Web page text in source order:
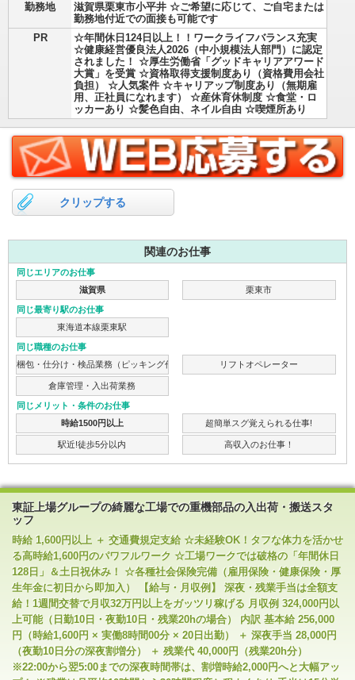
勤務地
滋賀県栗東市小平井 ☆ご希望に応じて、ご自宅または
勤務地付近での面接も可能です
PR
☆年間休日124日以上！！ワークライフバランス充実
☆健康経営優良法人2026（中小規模法人部門）に認定
されました！ ☆厚生労働省「グッドキャリアアワード
大賞」を受賞 ☆資格取得支援制度あり（資格費用会社
負担） ☆人気案件 ☆キャリアップ制度あり（無期雇
用、正社員になれます） ☆産休育休制度 ☆食堂・ロ
ッカーあり ☆髪色自由、ネイル自由 ☆喫煙所あり
クリップする
関連のお仕事
同じエリアのお仕事
滋賀県
栗東市
同じ最寄り駅のお仕事
東海道本線栗東駅
同じ職種のお仕事
梱包・仕分け・検品業務（ピッキング作業）
リフトオペレーター
倉庫管理・入出荷業務
同じメリット・条件のお仕事
時給1500円以上
超簡単スグ覚えられる仕事!
駅近!徒歩5分以内 高収入のお仕事！
東証上場グループの綺麗な工場での重機部品の入出荷・搬送スタ
ッフ
時給 1,600円以上 ＋ 交通費規定支給 ☆未経験OK！タフな体力を活かせ
る高時給1,600円のパワフルワーク ☆工場ワークでは破格の「年間休日
128日」＆土日祝休み！ ☆各種社会保険完備（雇用保険・健康保険・厚
生年金に初日から即加入） 【給与・月収例】 深夜・残業手当は全額支
給！1週間交替で月収32万円以上をガッツリ稼げる 月収例 324,000円以
上可能（日勤10日・夜勤10日・残業20hの場合） 内訳 基本給 256,000
円（時給1,600円 × 実働8時間00分 × 20日出勤） ＋ 深夜手当 28,000円
（夜勤10日分の深夜割増分） ＋ 残業代 40,000円（残業20h分）
※22:00から翌5:00までの深夜時間帯は、割増時給2,000円へと大幅アッ